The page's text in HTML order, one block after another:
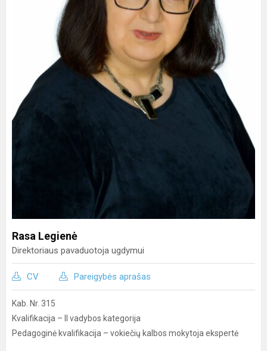
Rasa Legienė
Direktoriaus pavaduotoja ugdymui
CV Pareigybės aprašas
Kab. Nr. 315
Kvalifikacija – II vadybos kategorija
Pedagoginė kvalifikacija – vokiečių kalbos mokytoja ekspertė